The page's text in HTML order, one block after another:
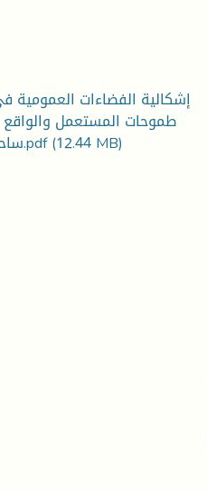
إشكالية الفضاءات العمومية
طموحات المستعمل
ساحة تيليلان بمدينة أدرار.pdf(12.44 MB)